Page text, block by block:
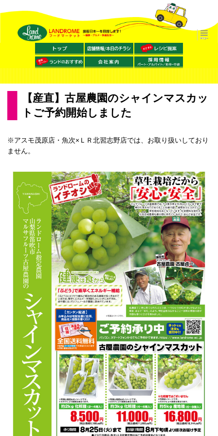
【産直】古屋農園のシャインマスカッ
トご予約開始しました
※アスモ茂原店・魚次×ＬＲ北習志野店では、お取り扱いしており
ません。